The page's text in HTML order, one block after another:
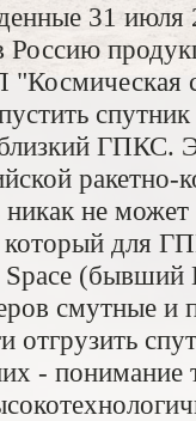
31
"Космическая
ГПКС.
не может
для
Space
смутные и
отгрузить
- понимание